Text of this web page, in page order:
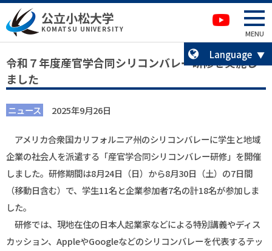
本文へ移動 サイトマップへ移動
公立小松大学
KOMATSU UNIVERSITY MENU
卒業生の方へ
Language
令和７年度産官学合同シリコンバレー研修を実施し
ました
ニュース 2025年9月26日
アメリカ合衆国カリフォルニア州のシリコンバレーに学生と地域
企業の社会人を派遣する「産官学合同シリコンバレー研修」を開催
しました。研修期間は8月24日（日）から8月30日（土）の7日間
（移動日含む）で、学生11名と企業参加者7名の計18名が参加しま
した。
研修では、現地在住の日本人起業家などによる特別講義やディス
カッション、 AppleやGoogleなどのシリコンバレーを代表するテッ